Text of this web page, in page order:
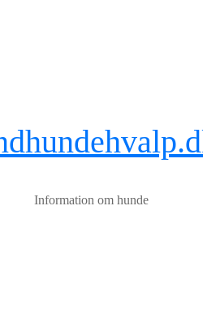
Information om hunde